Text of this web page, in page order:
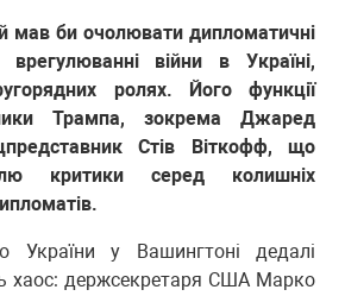
мав би очолювати дипломатичні
війни в Україні,
ролях. Його функції
Трампа, зокрема Джаред
Стів Віткофф, що
критики серед колишніх
України у Вашингтоні дедалі
хаос: держсекретаря США Марко